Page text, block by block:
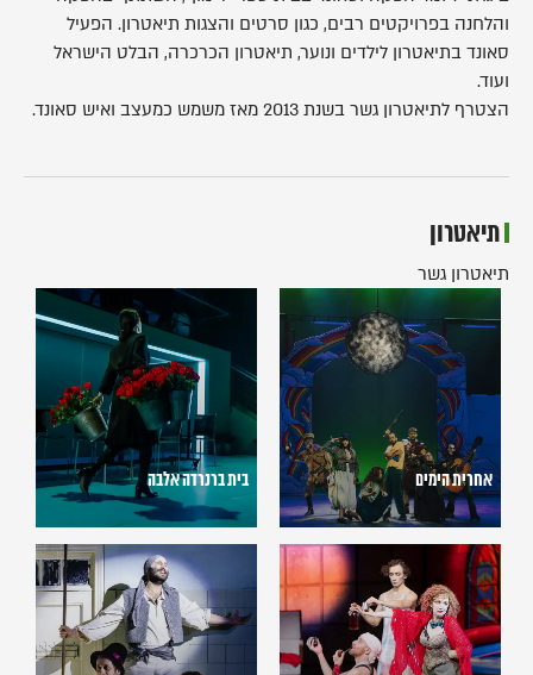
והלחנה בפרויקטים רבים, כגון סרטים והצגות תיאטרון. הפעיל
סאונד בתיאטרון לילדים ונוער, תיאטרון הכרכרה, הבלט הישראל
ועוד.
הצטרף לתיאטרון גשר בשנת 2013 מאז משמש כמעצב ואיש סאונד.
תיאטרון
תיאטרון גשר
אחרית
הימים
אחרית הימים
אלבה
בית ברנרדה אלבה
אמא
קוראז'
וילדיה